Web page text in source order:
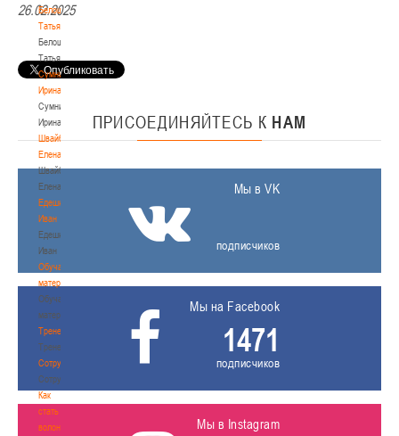
Белошапко
Татьяна
Белошапко
Татьяна
Сумникова
Ирина
Сумникова
Ирина
Швайбович
Елена
Швайбович
Елена
Едешко
Иван
Едешко
Иван
Обучающие
материалы
Обучающие
материалы
Тренерам
Тренерам
Сотрудничество
Сотрудничество
Как
стать
волонтером
26.02.2025
ПРИСОЕДИНЯЙТЕСЬ К НАМ
Мы в VK
подписчиков
Мы на Facebook
1471
подписчиков
Мы в Instagram